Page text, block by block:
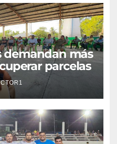
demandan más
parcelas